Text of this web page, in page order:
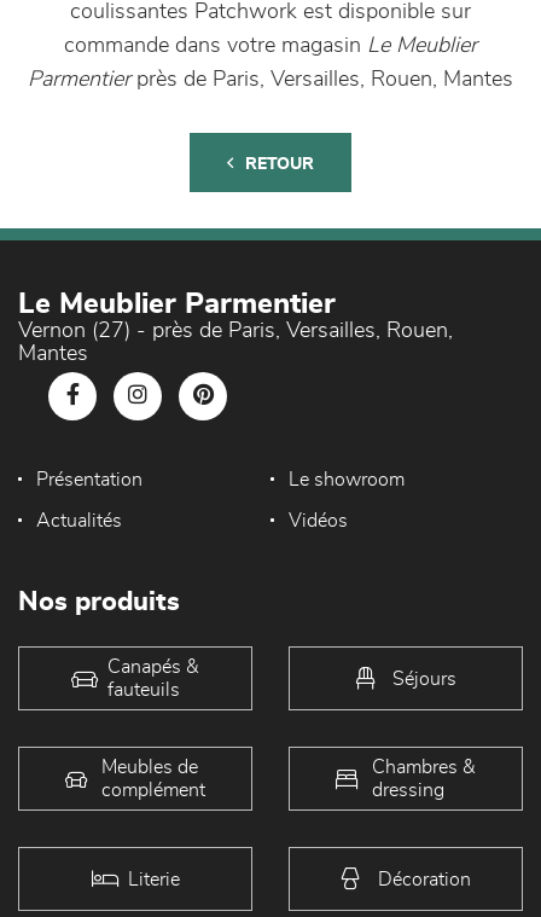
coulissantes Patchwork est disponible sur
commande dans votre magasin Le Meublier
Parmentierprès de Paris, Versailles, Rouen, Mantes
RETOUR
Le Meublier Parmentier
Vernon (27) - près de Paris, Versailles, Rouen,
Mantes
Présentation Le showroom
Actualités Vidéos
Nos produits
Canapés &
fauteuils
Séjours
Meubles de
complément
Chambres &
dressing
Literie Décoration